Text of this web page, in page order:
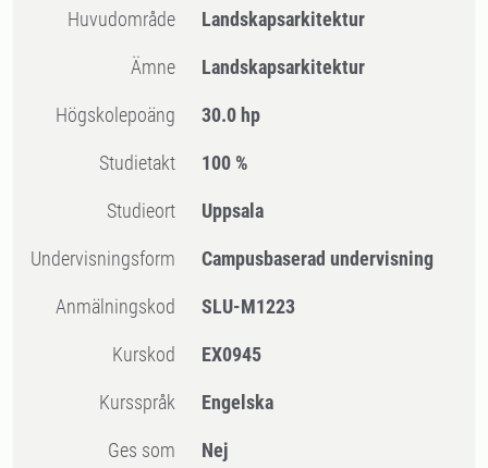
Huvudområde Landskapsarkitektur
Ämne Landskapsarkitektur
högskolepoäng 30.0 hp
Studietakt 100 %
Studieort Uppsala
Undervisningsform Campusbaserad undervisning
Anmälningskod SLU-M1223
Kurskod EX0945
Kursspråk Engelska
Ges som
Nej